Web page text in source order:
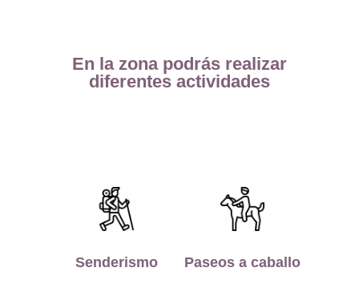
En la zona podrás realizar
diferentes actividades
Senderismo Paseos a caballo